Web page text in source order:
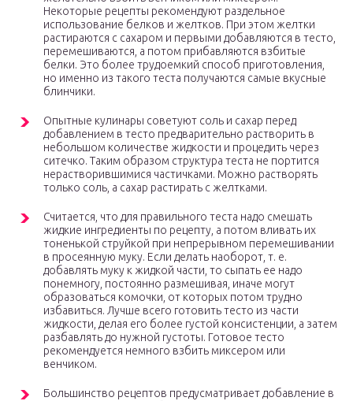
Некоторые рецепты рекомендуют раздельное
использование белков и желтков. При этом желтки
растираются с сахаром и первыми добавляются в тесто,
перемешиваются, а потом прибавляются взбитые
белки. Это более трудоемкий способ приготовления,
но именно из такого теста получаются самые вкусные
блинчики.
Опытные кулинары советуют соль и сахар перед
добавлением в тесто предварительно растворить в
небольшом количестве жидкости и процедить через
ситечко. Таким образом структура теста не портится
нерастворившимися частичками. Можно растворять
только соль, а сахар растирать с желтками.
Считается, что для правильного теста надо смешать
жидкие ингредиенты по рецепту, а потом вливать их
тоненькой струйкой при непрерывном перемешивании
в просеянную муку. Если делать наоборот, т. е.
добавлять муку к жидкой части, то сыпать ее надо
понемногу, постоянно размешивая, иначе могут
образоваться комочки, от которых потом трудно
избавиться. Лучше всего готовить тесто из части
жидкости, делая его более густой консистенции, а затем
разбавлять до нужной густоты. Готовое тесто
рекомендуется немного взбить миксером или
венчиком.
Большинство рецептов предусматривает добавление в